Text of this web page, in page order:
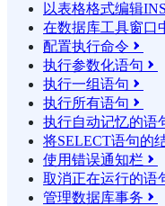
以表格格式编辑
在数据库工具窗口
配置执行命令 
执行参数化语句 
执行一组语句 
执行所有语句 
执行自动记忆的语
将SELECT语句的
使用错误通知栏 
取消正在运行的语
管理数据库事务 